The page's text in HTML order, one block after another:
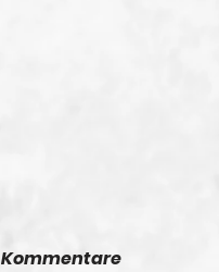
Kommentare